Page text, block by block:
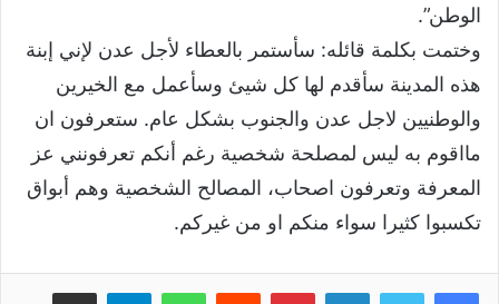
الوطن”.
وختمت بكلمة قائله: سأستمر بالعطاء لأجل عدن لإني إبنة
هذه المدينة سأقدم لها كل شيئ وسأعمل مع الخيرين
والوطنيين لاجل عدن والجنوب بشكل عام. ستعرفون ان
مااقوم به ليس لمصلحة شخصية رغم أنكم تعرفونني عز
المعرفة وتعرفون اصحاب، المصالح الشخصية وهم أبواق
تكسبوا كثيرا سواء منكم او من غيركم.
لينكدإنبينتيريست واتسابتيلقرام مشاركة عبر البريد